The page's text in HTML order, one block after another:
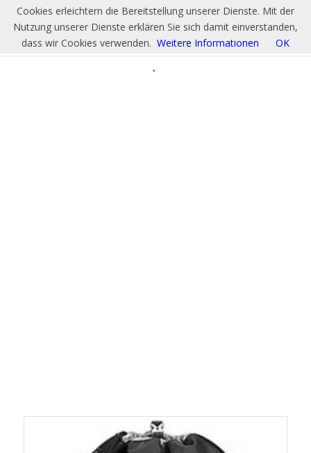
Cookies erleichtern die Bereitstellung unserer Dienste. Mit der
Nutzung unserer Dienste erklären Sie sich damit einverstanden,
dass wir Cookies verwenden. Weitere Informationen OK